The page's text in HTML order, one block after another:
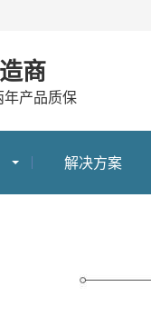
商
产品质保
解决方案